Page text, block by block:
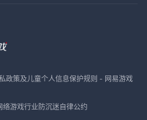
政策及儿童个人信息保护规则 - 网易游戏
络游戏行业防沉迷自律公约